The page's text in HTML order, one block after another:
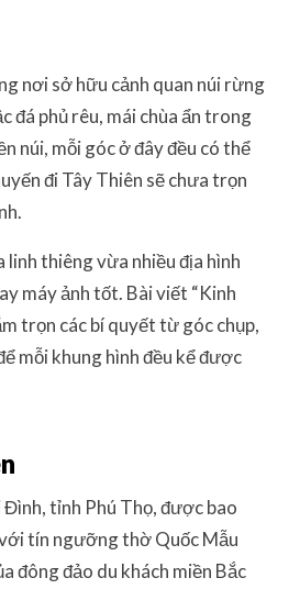
nơi sở hữu cảnh quan núi rừng
đá phủ rêu, mái chùa ẩn trong
núi, mỗi góc ở đây đều có thể
đi Tây Thiên sẽ chưa trọn
thiêng vừa nhiều địa hình
máy ảnh tốt. Bài viết “Kinh
trọn các bí quyết từ góc chụp,
mỗi khung hình đều kể được
tỉnh Phú Thọ, được bao
tín ngưỡng thờ Quốc Mẫu
đông đảo du khách miền Bắc